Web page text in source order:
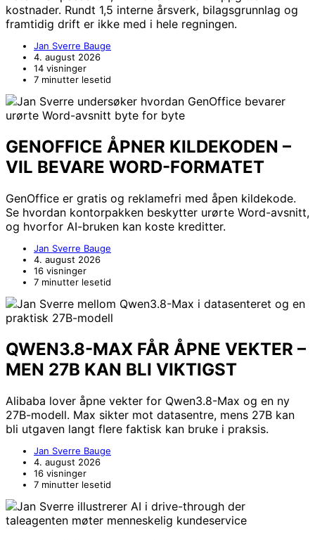
kostnader. Rundt 1,5 interne årsverk, bilagsgrunnlag og
framtidig drift er ikke med i hele regningen.
Jan Sverre Bauge
4. august 2026
14 visninger
7 minutter lesetid
GENOFFICE ÅPNER KILDEKODEN –
VIL BEVARE WORD-FORMATET
GenOffice er gratis og reklamefri med åpen kildekode.
Se hvordan kontorpakken beskytter urørte Word-avsnitt,
og hvorfor AI-bruken kan koste kreditter.
Jan Sverre Bauge
4. august 2026
16 visninger
7 minutter lesetid
QWEN3.8-MAX FÅR ÅPNE VEKTER –
MEN 27B KAN BLI VIKTIGST
Alibaba lover åpne vekter for Qwen3.8-Max og en ny
27B-modell. Max sikter mot datasentre, mens 27B kan
bli utgaven langt flere faktisk kan bruke i praksis.
Jan Sverre Bauge
4. august 2026
16 visninger
7 minutter lesetid